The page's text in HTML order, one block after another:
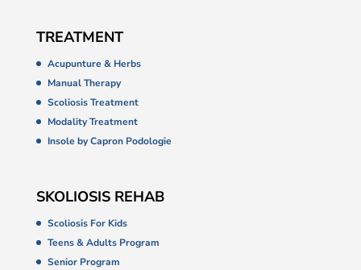
TREATMENT
Acupunture & Herbs
Manual Therapy
Scoliosis Treatment
Modality Treatment
Insole by Capron Podologie
SKOLIOSIS REHAB
Scoliosis For Kids
Teens & Adults Program
Senior Program